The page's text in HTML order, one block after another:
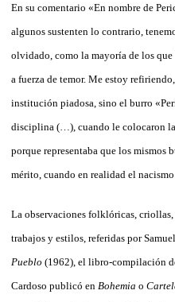
En su comentario «En nombre de
algunos sustenten lo contrario,
olvidado, como la mayoría de los
a fuerza de temor. Me estoy
institución piadosa, sino el burro
disciplina (…), cuando le colocaron
porque representaba que los mismos
mérito, cuando en realidad el
La observaciones folklóricas, criollas,
trabajos y estilos, referidas por
Pueblo (1962), el libro-compilación
Cardoso publicó en Bohemia o